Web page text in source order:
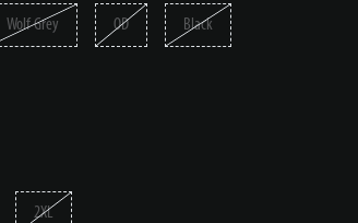
Wolf Grey OD Black
2XL